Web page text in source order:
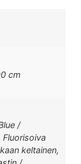
cm
/
Fluorisoiva
keltainen,